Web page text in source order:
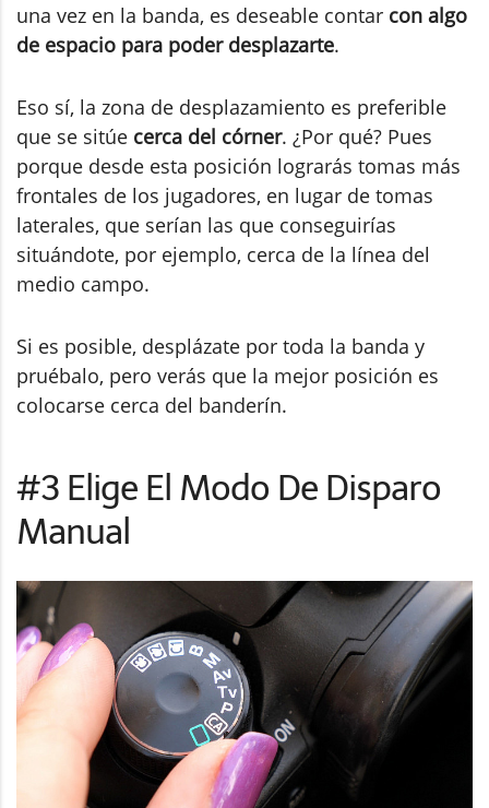
una vez en la banda, es deseable contar con algo
de espacio para poder desplazarte.
Eso sí, la zona de desplazamiento es preferible
que se sitúe cerca del córner. ¿Por qué? Pues
porque desde esta posición lograrás tomas más
frontales de los jugadores, en lugar de tomas
laterales, que serían las que conseguirías
situándote, por ejemplo, cerca de la línea del
medio campo.
Si es posible, desplázate por toda la banda y
pruébalo, pero verás que la mejor posición es
colocarse cerca del banderín.
#3 Elige El Modo De Disparo
Manual